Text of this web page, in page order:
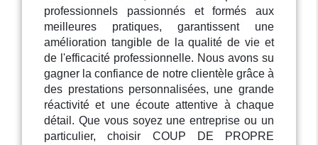
professionnels passionnés et formés aux
meilleures pratiques, garantissent une
amélioration tangible de la qualité de vie et
de l'efficacité professionnelle. Nous avons su
gagner la confiance de notre clientèle grâce à
des prestations personnalisées, une grande
réactivité et une écoute attentive à chaque
détail. Que vous soyez une entreprise ou un
particulier, choisir COUP DE PROPRE